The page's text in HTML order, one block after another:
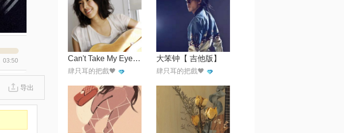
03:50
导出
Can't Take My Eyes Off You
肆只耳的把戲🖤
大笨钟【 吉他版】
肆只耳的把戲🖤